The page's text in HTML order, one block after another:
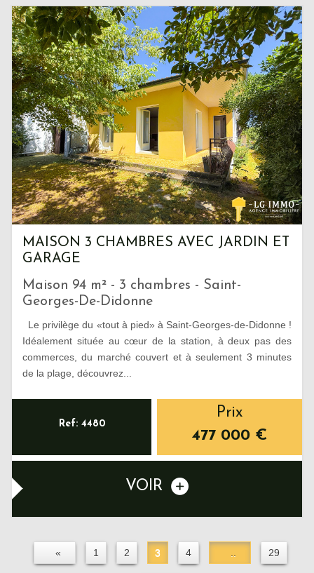
MAISON 3 CHAMBRES AVEC JARDIN ET
GARAGE
Maison 94 m² - 3 chambres - Saint-
Georges-De-Didonne
Le privilège du «tout à pied» à Saint-Georges-de-Didonne !
Idéalement située au cœur de la station, à deux pas des
commerces, du marché couvert et à seulement 3 minutes
de la plage, découvrez...
Ref: 4480
Prix
477 000 €
VOIR
« 1 2 3 4 29